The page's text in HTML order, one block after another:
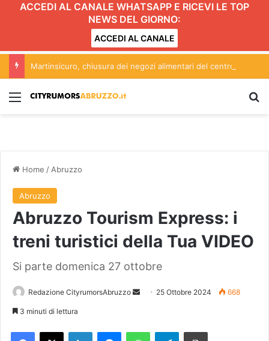
ACCEDI AL CANALE WHATSAPP E RICEVI LE TOP
NEWS DEL GIORNO:
ACCEDI AL CANALE
Menu
Home /Abruzzo
Abruzzo
Abruzzo Tourism Express: i
treni turistici della Tua VIDEO
Si parte domenica 27 ottobre
Redazione CityrumorsAbruzzo 25 Ottobre 2024 668
3 minuti di lettura
Telegram